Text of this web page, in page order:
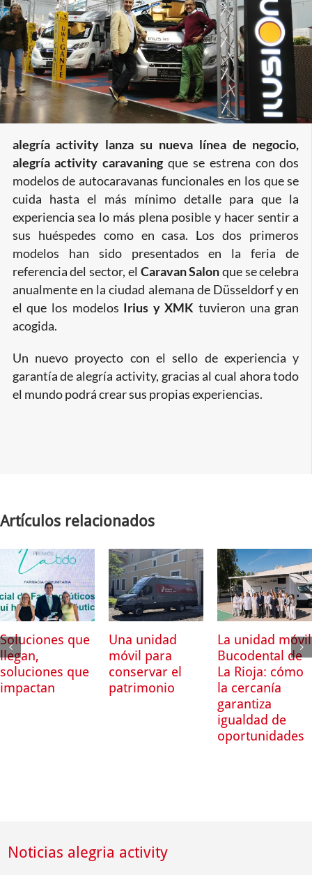
grande
alegría activity lanza su nueva línea de negocio,
alegría activity caravaningque se estrena con dos
modelos de autocaravanas funcionales en los que se
cuida hasta el más mínimo detalle para que la
experiencia sea lo más plena posible y hacer sentir a
sus huéspedes como en casa. Los dos primeros
modelos han sido presentados en la feria de
referencia del sector, el Caravan Salonque se celebra
anualmente en la ciudad alemana de Düsseldorf y en
el que los modelos Irius y XMK tuvieron una gran
acogida.
Un nuevo proyecto con el sello de experiencia y
garantía de alegría activity, gracias al cual ahora todo
el mundo podrá crear sus propias experiencias.
Artículos relacionados
Soluciones que
llegan,
soluciones que
impactan
Una unidad
móvil para
conservar el
patrimonio
La unidad móvil
Bucodental de
La Rioja: cómo
la cercanía
garantiza
igualdad de
oportunidades
Noticias alegria activity